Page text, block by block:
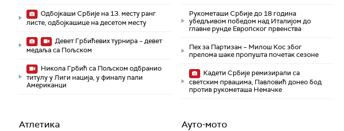
Одбојкаши Србије на 13. месту ранг
листе, одбојкашице на десетом месту
Девет Грбићевих турнира – девет
медаља са Пољском
Никола Грбић са Пољском одбранио
титулу у Лиги нација, у финалу пали
Американци
Рукометаши Србије до 18 година
убедљивом победом над Италијом до
главне рунде Европског првенства
Пех за Партизан – Милош Кос због
прелома шаке пропушта почетак сезоне
Кадети Србије ремизирали са
светским првацима, Павловић донео бод
против рукометаша Немачке
Атлетика Ауто-мото